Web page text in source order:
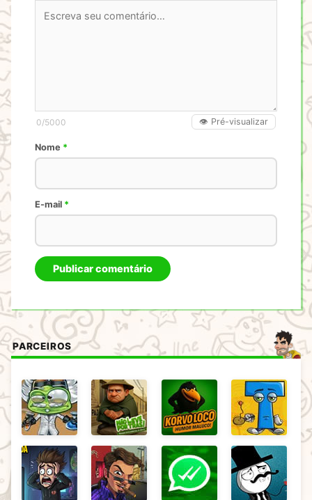
0/5000 👁️ Pré-visualizar
Nome *
E-mail *
PARCEIROS